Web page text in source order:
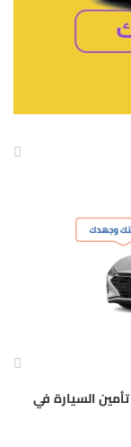
السيارة في